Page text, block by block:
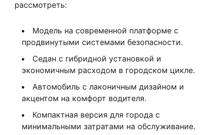
рассмотреть:
Модель на современной платформе с
продвинутыми системами безопасности.
Седан с гибридной установкой и
экономичным расходом в городском цикле.
Автомобиль с лаконичным дизайном и
акцентом на комфорт водителя.
Компактная версия для города с
минимальными затратами на обслуживание.